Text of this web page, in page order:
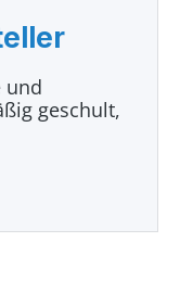
und
geschult,